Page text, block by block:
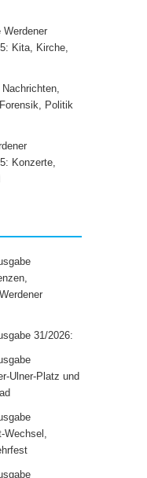
Werdener
Kita, Kirche,
Nachrichten,
Politik
Konzerte,
31/2026:
Ulner-Platz und
Wechsel,